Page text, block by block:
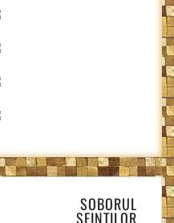
SOBORUL
SFINTILOR